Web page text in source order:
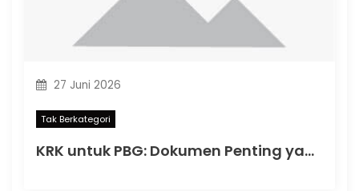
27 Juni 2026
Tak Berkategori
KRK untuk PBG: Dokumen Penting yang Menentukan Kelancaran Persetujuan Bangunan Gedung